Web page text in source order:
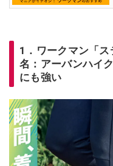
1．ワークマン「
名：アーバンハイ
にも強い